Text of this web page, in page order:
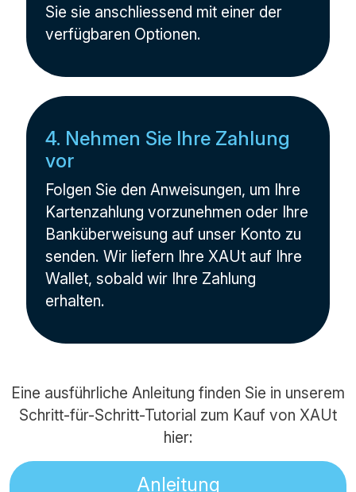
Sie sie anschliessend mit einer der
verfügbaren Optionen.
4. Nehmen Sie Ihre Zahlung
vor
Folgen Sie den Anweisungen, um Ihre
Kartenzahlung vorzunehmen oder Ihre
Banküberweisung auf unser Konto zu
senden. Wir liefern Ihre XAUt auf Ihre
Wallet, sobald wir Ihre Zahlung
erhalten.
Eine ausführliche Anleitung finden Sie in unserem
Schritt-für-Schritt-Tutorial zum Kauf von XAUt
hier:
Anleitung